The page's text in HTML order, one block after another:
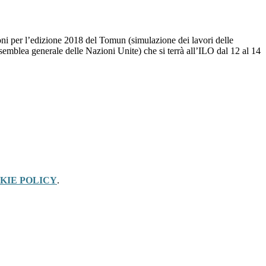
per l’edizione 2018 del Tomun (simulazione dei lavori delle
generale delle Nazioni Unite) che si terrà all’ILO dal 12 al 14
POLICY.